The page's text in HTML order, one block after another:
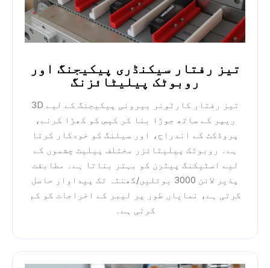
تیز رفتار سیکنڈری پیکیجنگ اور
روبوٹک پیلیٹائزنگ
تیز رفتار کارٹونر بیرونی پیکیجنگ کے لیے 3D
ریپر کے ساتھ جوڑا بنا کر کیس کو کھڑا کرنے،
پروڈکٹ کے اندراج، اور سیلنگ کو خودکار کرتا
ہے۔ روبوٹک پیلیٹائزر مختلف پیلیٹ چشموں کے
لیے اسٹیکنگ پیٹرن کو بہتر بناتا ہے۔ مطابقت
پذیر لائن 3000 بوتلیں/گھنٹہ تک پیداوار حاصل
کرتی ہے، نمایاں طور پر لیبر کے اخراجات کو کم
کرتی ہے۔